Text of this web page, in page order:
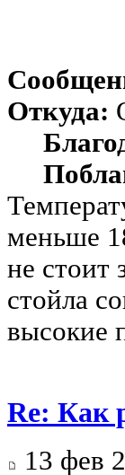
Откуда:
меньше
не стоит
стойла
высокие
Re: Как
13 фев